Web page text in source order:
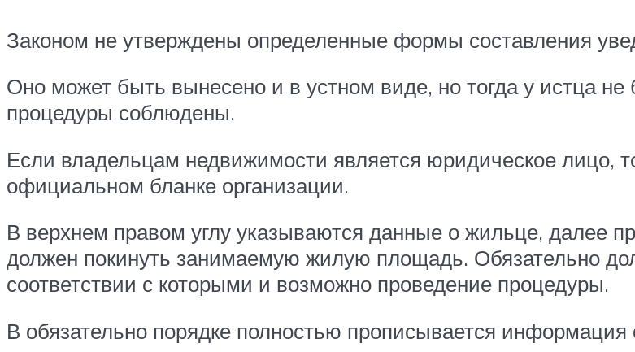
Законом не утверждены определенные формы составления
Оно может быть вынесено и в устном виде, но тогда у истца не
процедуры соблюдены.
Если владельцам недвижимости является юридическое лицо,
официальном бланке организации.
В верхнем правом углу указываются данные о жильце, далее
должен покинуть занимаемую жилую площадь. Обязательно
соответствии с которыми и возможно проведение процедуры.
В обязательно порядке полностью прописывается